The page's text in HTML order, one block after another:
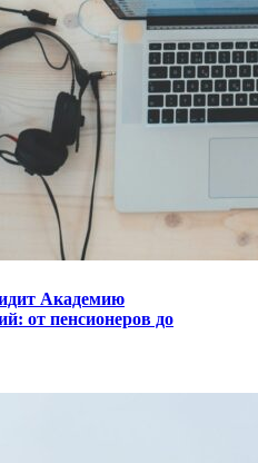
Академию
от пенсионеров до